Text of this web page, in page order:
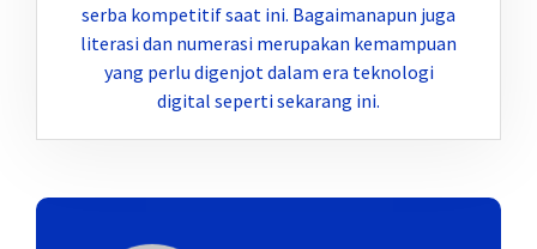
serba kompetitif saat ini. Bagaimanapun juga
literasi dan numerasi merupakan kemampuan
yang perlu digenjot dalam era teknologi
digital seperti sekarang ini.